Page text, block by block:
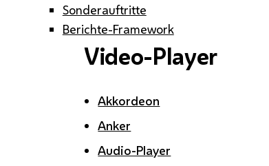
Sonderauftritte
Berichte-Framework
Video-Player
Akkordeon
Anker
Audio-Player